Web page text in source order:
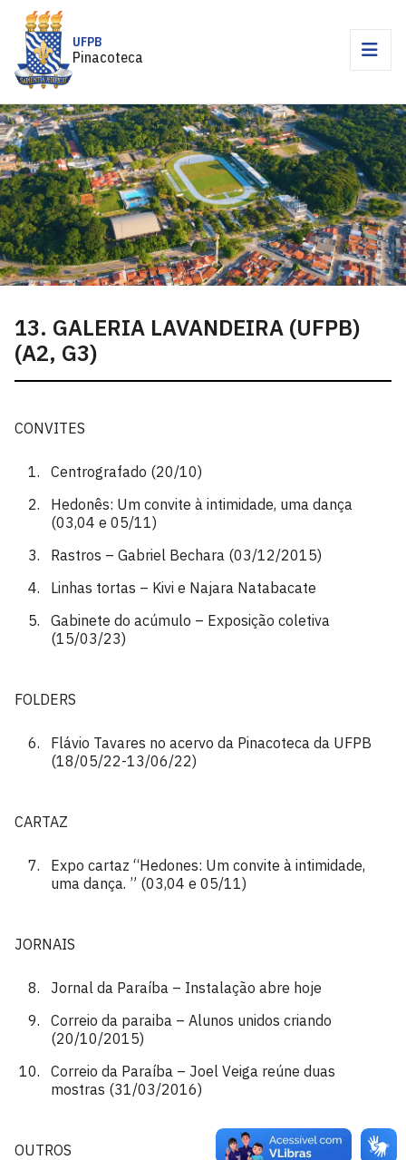
UFPB
Pinacoteca
13. GALERIA LAVANDEIRA (UFPB)
(A2, G3)
CONVITES
Centrografado (20/10)
Hedonês: Um convite à intimidade, uma dança
(03,04 e 05/11)
Rastros – Gabriel Bechara (03/12/2015)
Linhas tortas – Kivi e Najara Natabacate
Gabinete do acúmulo – Exposição coletiva
(15/03/23)
FOLDERS
Flávio Tavares no acervo da Pinacoteca da UFPB
(18/05/22-13/06/22)
CARTAZ
Expo cartaz “Hedones: Um convite à intimidade,
uma dança. ” (03,04 e 05/11)
JORNAIS
Jornal da Paraíba – Instalação abre hoje
Correio da paraiba – Alunos unidos criando
(20/10/2015)
Correio da Paraíba – Joel Veiga reúne duas
mostras (31/03/2016)
OUTROS